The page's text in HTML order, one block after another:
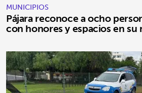
MUNICIPIOS
Pájara reconoce a ocho
con honores y espacios en